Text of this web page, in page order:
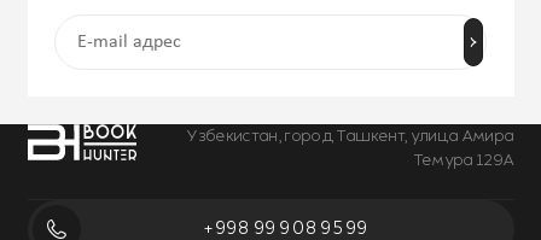
Узбекистан, город Ташкент, улица Амира
Темура 129А
+998 99 908 95 99